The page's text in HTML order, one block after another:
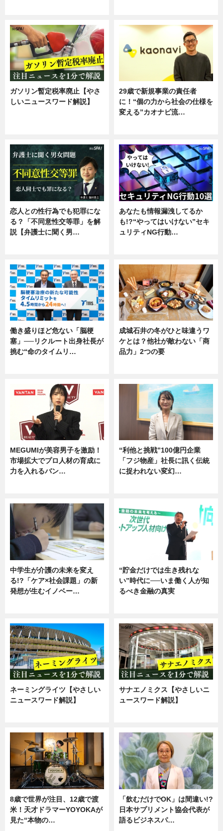
ガソリン暫定税率廃止【やさ
しいニュースワード解説】
29歳で新規事業の責任者
に！“個の力から社会の仕様を
変える”カオナビ流…
恋人との性行為でも犯罪にな
る？「不同意性交等罪」を解
説【弁護士に聞く男…
あなたも情報漏洩してるか
も!?“やってはいけない”セキ
ュリティNG行動…
働き盛りほど危ない「脳梗
塞」──リクルート出身社長が
挑む“命のタイムリ…
成城石井の冬がひと味違うワ
ケとは？他社が敵わない「商
品力」2つの要
MEGUMIが美容男子を激励！
市場拡大でプロ人材の育成に
力を入れるバン…
“利他と挑戦”100億円企業
「フジ物産」社長に訊く伝統
に捉われない変幻…
中学生が介護の未来を変え
る!?「ケア×社会課題」の新
発想が生むイノベー…
“貯金だけでは生き残れな
い”時代に──いま働く人が知
るべき金融の真実
ネーミングライツ【やさしい
ニュースワード解説】
サナエノミクス【やさしいニ
ュースワード解説】
8歳で世界が注目、12歳で渡
米！天才ドラマーYOYOKAが
見た“本物の…
「飲むだけでOK」は間違い!?
日本サプリメント協会代表が
語るビジネスパ…